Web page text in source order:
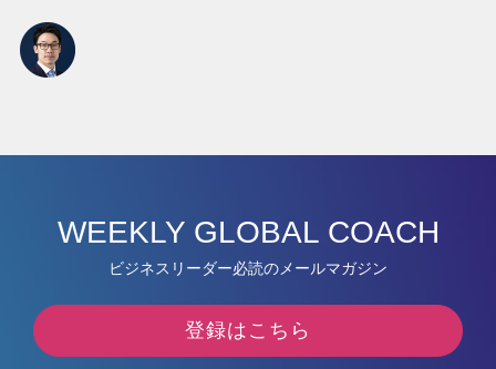
WEEKLY GLOBAL COACH
ビジネスリーダー必読のメールマガジン
登録はこちら